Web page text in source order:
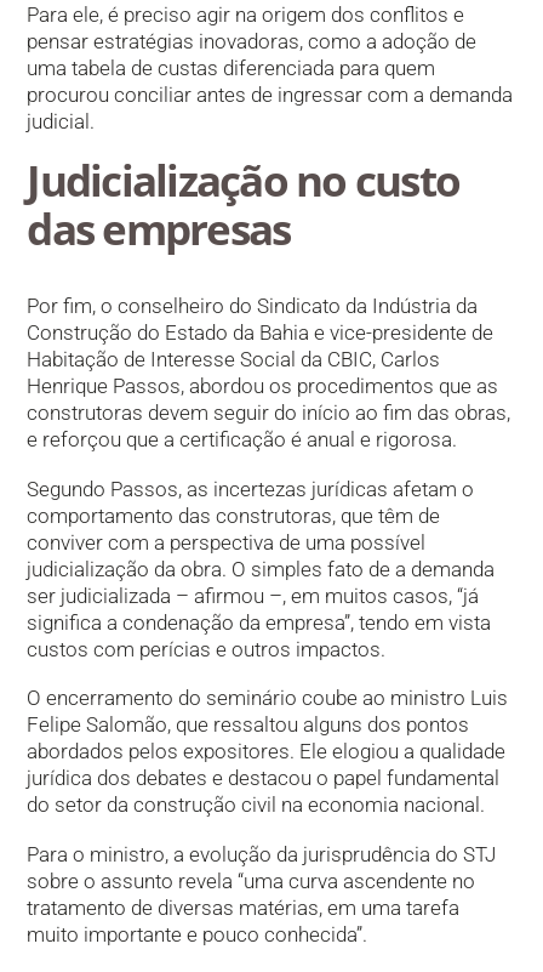
Para ele, é preciso agir na origem dos conflitos e
pensar estratégias inovadoras, como a adoção de
uma tabela de custas diferenciada para quem
procurou conciliar antes de ingressar com a demanda
judicial.
Judicialização no custo
das em​​presas
Por fim, o conselheiro do Sindicato da Indústria da
Construção do Estado da Bahia e vice-presidente de
Habitação de Interesse Social da CBIC, Carlos
Henrique Passos, abordou os procedimentos que as
construtoras devem seguir do início ao fim das obras,
e reforçou que a certificação é anual e rigorosa.
Segundo Passos, as incertezas jurídicas afetam o
comportamento das construtoras, que têm de
conviver com a perspectiva de uma possível
judicialização da obra. O simples fato de a demanda
ser judicializada – afirmou –, em muitos casos, “já
significa a condenação da empresa”, tendo em vista
custos com perícias e outros impactos.
O encerramento do seminário coube ao ministro Luis
Felipe Salomão, que ressaltou alguns dos pontos
abordados pelos expositores. Ele elogiou a qualidade
jurídica dos debates e destacou o papel fundamental
do setor da construção civil na economia nacional.
Para o ministro, a evolução da jurisprudência do STJ
sobre o assunto revela “uma curva ascendente no
tratamento de diversas matérias, em uma tarefa
muito importante e pouco conhecida”.